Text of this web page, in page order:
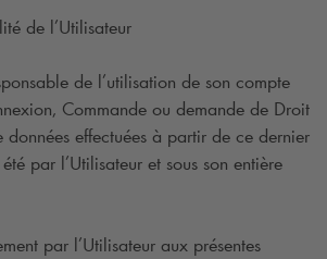
de l’Utilisateur
de l’utilisation de son compte
Commande ou demande de Droit
données effectuées à partir de ce dernier
par l’Utilisateur et sous son entière
par l’Utilisateur aux présentes